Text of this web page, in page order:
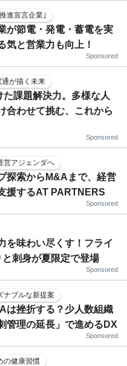
進宣言企業｣
が節電・発電・蓄電を実
気と営業力も向上！
Sponsored
が描く未来
た課題解決力。多様な人
合わせて挑む、これから
Sponsored
営アジェンダへ
探索からM&Aまで、経営
援するAT PARTNERS
Sponsored
を味わい尽くす！フライ
刺身が夏限定で登場
Sponsored
ナブルな新提案
は挫折する？少人数組織
管理の延長」で進めるDX
Sponsored
の健康習慣